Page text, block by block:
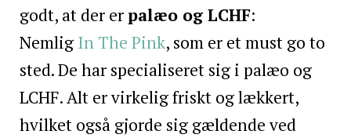
godt, at der erpalæo og LCHF:
Nemlig In The Pink, som er et must go to
sted. De har specialiseret sig i palæo og
LCHF. Alt er virkelig friskt og lækkert,
hvilket også gjorde sig gældende ved